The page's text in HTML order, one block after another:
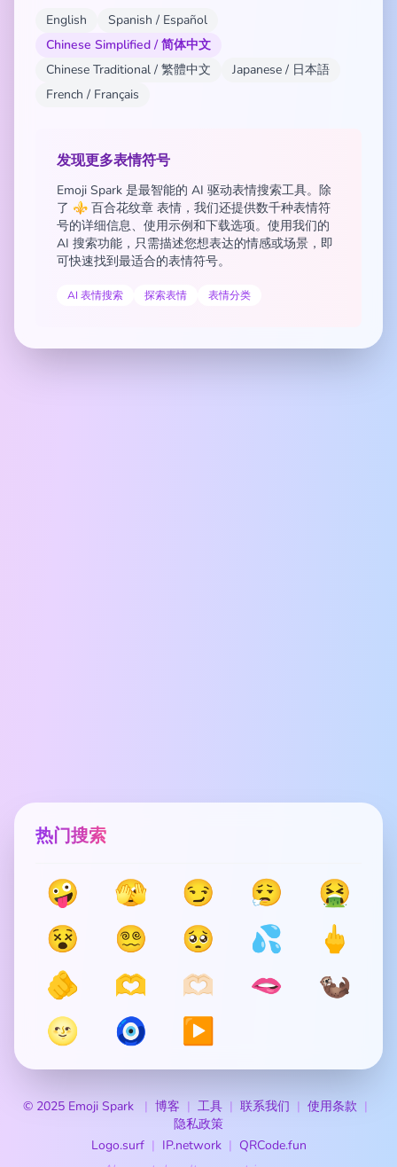
English
Spanish / Español
Chinese Simplified / 简体中文
Chinese Traditional / 繁體中文
Japanese / 日本語
French / Français
发现更多表情符号
Emoji Spark 是最智能的 AI 驱动表情搜索工具。除
了 ⚜️ 百合花纹章 表情，我们还提供数千种表情符
号的详细信息、使用示例和下载选项。使用我们的
AI 搜索功能，只需描述您想表达的情感或场景，即
可快速找到最适合的表情符号。
AI 表情搜索 探索表情 表情分类
热门搜索
🤪 🫣 😏 😮‍💨
🤮
😵
😵‍💫 🥺 💦
🖕
🫵
🫶 🫶🏻 🫦
🦦
🌝
🧿 ▶️
© 2025 Emoji Spark 博客 工具 联系我们
使用条款
隐私政策
Logo.surf
IP.network QRCode.fun